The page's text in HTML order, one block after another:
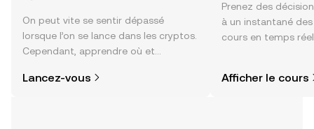
On peut vite se sentir dépassé
lorsque l’on se lance dans les cryptos.
Cependant, apprendre où et
plus simple que vous ne l’imaginez.
Lancez-vous
Prenez des
à un instantané
cours en temps
Afficher le cours